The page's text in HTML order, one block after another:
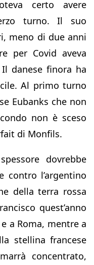
certo avere
turno. Il suo
meno di due anni
per Covid aveva
danese finora ha
Al primo turno
Eubanks che non
non è sceso
di Monfils.
dovrebbe
contro l’argentino
della terra rossa
quest’anno
a Roma, mentre a
stellina francese
concentrato,